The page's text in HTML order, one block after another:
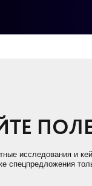
исследования и
спецпредложения